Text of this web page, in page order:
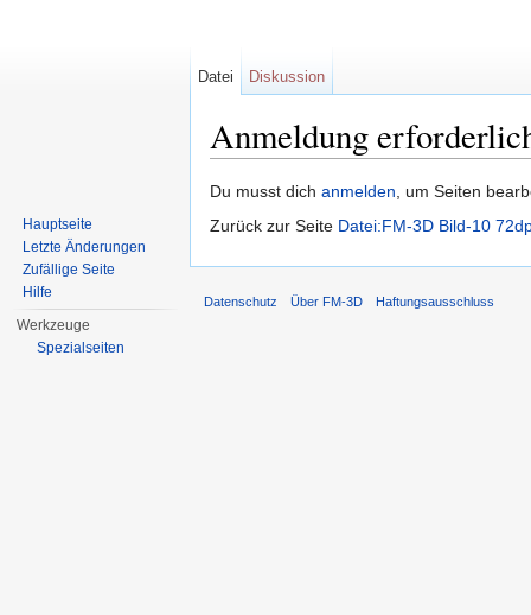
Anmeldung
Du musst dich anmelden, um Seiten
Zurück zur Seite Datei:FM-3D Bild-10
Datei Diskussion
Hauptseite
Letzte Änderungen
Zufällige Seite
Hilfe
Werkzeuge
Spezialseiten
Datenschutz Über FM-3D Haftungsausschluss